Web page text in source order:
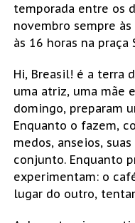
temporada entre os
novembro sempre
às 16 horas na praça
Hi, Breasil! é a terra
uma atriz, uma mãe
domingo, preparam
Enquanto o fazem,
medos, anseios,
conjunto. Enquanto
experimentam: o
lugar do outro,